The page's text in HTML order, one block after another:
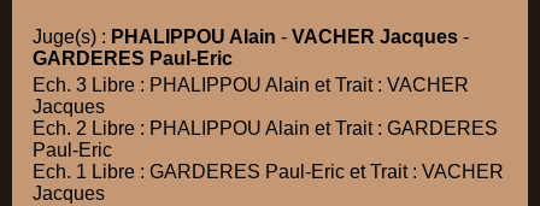
Juge(s) : PHALIPPOU Alain - VACHER Jacques -
GARDERES Paul-Eric
Ech. 3 Libre : PHALIPPOU Alain et Trait : VACHER
Jacques
Ech. 2 Libre : PHALIPPOU Alain et Trait : GARDERES
Paul-Eric
Ech. 1 Libre : GARDERES Paul-Eric et Trait : VACHER
Jacques